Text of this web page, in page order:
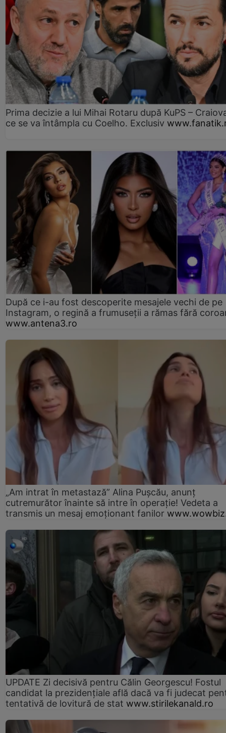
Prima decizie a lui Mihai Rotaru după KuPS –
ce se va întâmpla cu Coelho. Exclusiv
După ce i-au fost descoperite mesajele vechi de pe
Instagram, o regină a frumuseții a rămas fără
www.antena3.ro
„Am intrat în metastază” Alina Pușcău, anunț
cutremurător înainte să intre în operație! Vedeta a
transmis un mesaj emoționant fanilor
UPDATE Zi decisivă pentru Călin Georgescu! Fostul
candidat la prezidențiale află dacă va fi judecat
tentativă de lovitură de stat www.stirilekanald.ro